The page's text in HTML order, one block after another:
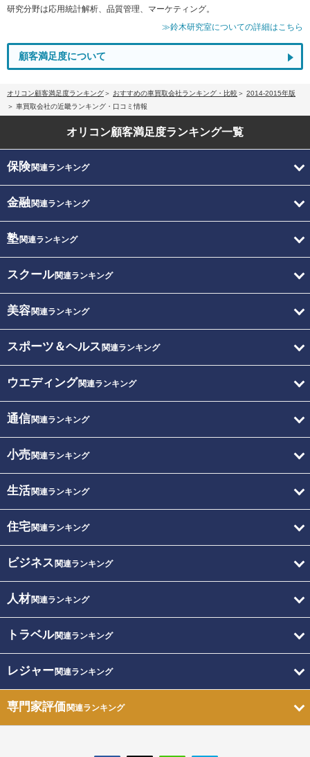
研究分野は応用統計解析、品質管理、マーケティング。
≫鈴木研究室についての詳細はこちら
顧客満足度について
オリコン顧客満足度ランキング おすすめの車買取会社ランキング・比較
2014-2015年版
車買取会社の近畿ランキング・口コミ情報
オリコン顧客満足度ランキング一覧
保険関連ランキング
金融関連ランキング
塾関連ランキング
スクール関連ランキング
美容関連ランキング
スポーツ＆ヘルス 関連ランキング
ウエディング関連ランキング
通信関連ランキング
小売関連ランキング
生活関連ランキング
住宅関連ランキング
ビジネス 関連ランキング
人材関連ランキング
トラベル関連ランキング
レジャー関連ランキング
専門家評価関連ランキング